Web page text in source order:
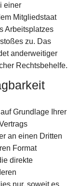
einer
Mitgliedstaat
Arbeitsplatzes
zu. Das
anderweitiger
Rechtsbehelfe.
Grundlage Ihrer
an einen Dritten
Format
direkte
nur, soweit es